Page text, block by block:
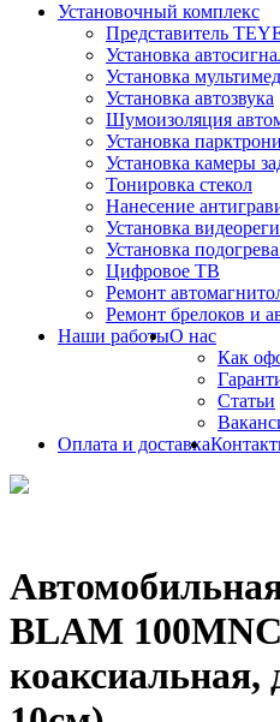
Установочный комплекс
Представитель
Установка
Установка
Установка автозвука
Шумоизоляция
Установка
Установка камеры
Тонировка стекол
Нанесение
Установка
Установка
Цифровое ТВ
Ремонт
Ремонт брелоков и
Наши работыО нас
Как
Статьи
Оплата и доставка
BLAM
коаксиальная,